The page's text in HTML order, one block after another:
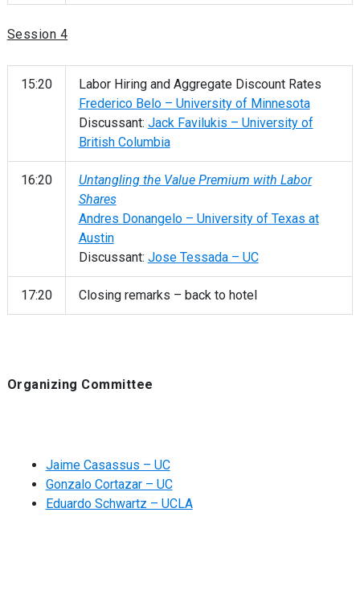
Session 4
15:20
Labor Hiring and Aggregate Discount Rates
Frederico Belo – University of Minnesota
Discussant: Jack Favilukis – University of
British Columbia
16:20
Untangling the Value Premium with Labor
Shares
Andres Donangelo – University of Texas at
Austin
Discussant: Jose Tessada – UC
17:20 Closing remarks – back to hotel
Organizing Committee
Jaime Casassus – UC
Gonzalo Cortazar – UC
Eduardo Schwartz – UCLA